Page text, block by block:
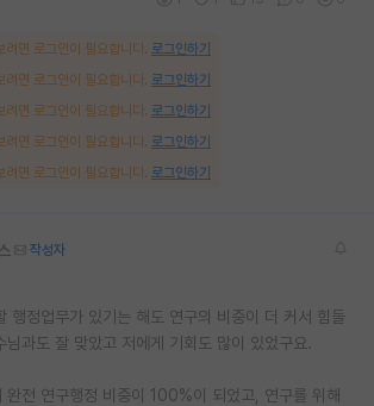
려면 로그인이 필요합니다. 로그인하기
려면 로그인이 필요합니다. 로그인하기
려면 로그인이 필요합니다. 로그인하기
려면 로그인이 필요합니다. 로그인하기
려면 로그인이 필요합니다. 로그인하기
작성자
행정업무가 있기는 해도 연구의 비중이 더 커서 힘들
님과도 잘 맞았고 저에게 기회도 많이 있었구요.
완전 연구행정 비중이 100%이 되었고, 연구를 위해